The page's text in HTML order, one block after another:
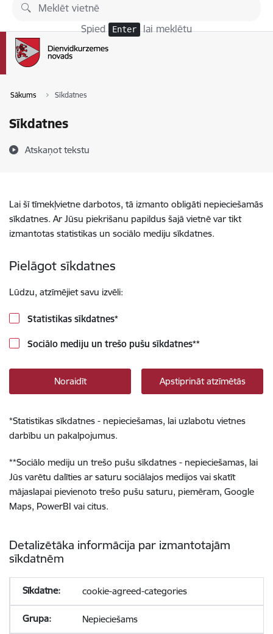
Pāriet uz lapas saturu
Spied Enter lai meklētu
Sākums Sīkdatnes
Sīkdatnes
Atskaņot tekstu
Lai šī tīmekļvietne darbotos, tā izmanto obligāti nepieciešamās
sīkdatnes. Ar Jūsu piekrišanu papildus šajā vietnē var tikt
izmantotas statistikas un sociālo mediju sīkdatnes.
Pielāgot sīkdatnes
Lūdzu, atzīmējiet savu izvēli:
Statistikas sīkdatnes*
Sociālo mediju un trešo pušu sīkdatnes**
Noraidīt Apstiprināt atzīmētās
*Statistikas sīkdatnes - nepieciešamas, lai uzlabotu vietnes
darbību un pakalpojumus.
**Sociālo mediju un trešo pušu sīkdatnes - nepieciešamas, lai
Jūs varētu dalīties ar saturu sociālajos medijos vai skatīt
mājaslapai pievienoto trešo pušu saturu, piemēram, Google
Maps, PowerBI vai citus.
Detalizētāka informācija par izmantotajām
sīkdatnēm
cookie-agreed-categories
Nepieciešams